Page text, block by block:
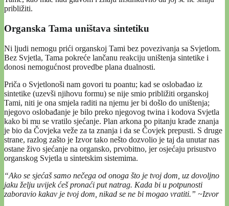
približiti.
Organska Tama uništava sintetiku
Ni ljudi nemogu prići organskoj Tami bez povezivanja sa Svjetlom.
Bez Svjetla, Tama pokreće lančanu reakciju uništenja sintetike i
donosi nemogućnost provedbe plana dualnosti.
Priča o Svjetlonoši nam govori tu poantu; kad se oslobađao iz
sintetike (uzevši njihovu formu) se nije smio približiti organskoj
Tami, niti je ona smjela raditi na njemu jer bi došlo do uništenja;
njegovo oslobađanje je bilo preko njegovog twina i kodova Svjetla
kako bi mu se vratilo sjećanje. Plan arkona po pitanju krađe znanja
je bio da Čovjeka veže za ta znanja i da se Čovjek prepusti. S druge
strane, razlog zašto je Izvor tako nešto dozvolio je taj da unutar nas
ostane živo sjećanje na organsko, prvobitno, jer osjećaju prisustvo
organskog Svjetla u sintetskim sistemima.
“Ako se sjećaš samo nečega od onoga što je tvoj dom, uz dovoljno
jaku želju uvijek ćeš pronaći put natrag. Kada bi u potpunosti
zaboravio kakav je tvoj dom, nikad se ne bi mogao vratiti.” ~Izvor